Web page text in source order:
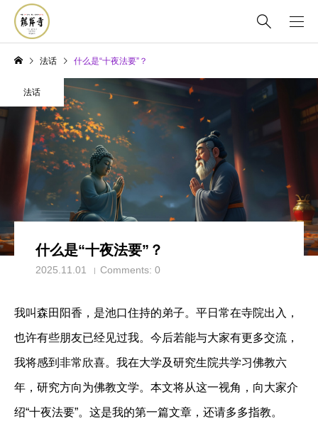
法话 什么是“十夜法要”？
法话
什么是“十夜法要”？
2025.11.01 Comments: 0
我叫森田阳香，是池口住持的弟子。平日常在寺院出入，
也许有些朋友已经见过我。今后若能与大家有更多交流，
我将感到非常欣喜。我在大学及研究生院共学习佛教六
年，研究方向为佛教文学。本文将从这一视角，向大家介
绍“十夜法要”。这是我的第一篇文章，还请多多指教。